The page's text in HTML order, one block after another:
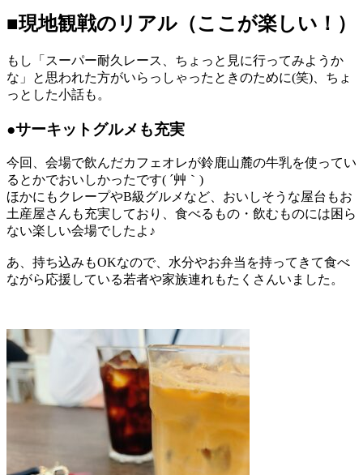
■現地観戦のリアル（ここが楽しい！）
もし「スーパー耐久レース、ちょっと見に行ってみようか
な」と思われた方がいらっしゃったときのために(笑)、ちょ
っとした小話も。
●サーキットグルメも充実
今回、会場で飲んだカフェオレが鈴鹿山麓の牛乳を使ってい
るとかでおいしかったです( ´艸｀)
ほかにもクレープやB級グルメなど、おいしそうな屋台もお
土産屋さんも充実しており、食べるもの・飲むものには困ら
ない楽しい会場でしたよ♪
あ、持ち込みもOKなので、水分やお弁当を持ってきて食べ
ながら応援している若者や家族連れもたくさんいました。